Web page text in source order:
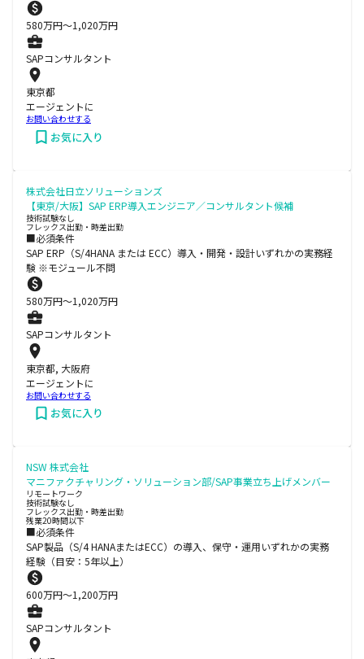
580万円〜1,020万円
SAPコンサルタント
東京都
エージェントに
お問い合わせする
お気に入り
株式会社日立ソリューションズ
【東京/大阪】SAP ERP導入エンジニア／コンサルタント候補
技術試験なし
フレックス出勤・時差出勤
■必須条件
SAP ERP（S/4HANA または ECC）導入・開発・設計いずれかの実務経
験 ※モジュール不問
580万円〜1,020万円
SAPコンサルタント
東京都, 大阪府
エージェントに
お問い合わせする
お気に入り
NSW 株式会社
マニファクチャリング・ソリューション部/SAP事業立ち上げメンバー
リモートワーク
技術試験なし
フレックス出勤・時差出勤
残業20時間以下
■必須条件
SAP製品（S/4 HANAまたはECC）の導入、保守・運用いずれかの実務
経験（目安：5年以上）
600万円〜1,200万円
SAPコンサルタント